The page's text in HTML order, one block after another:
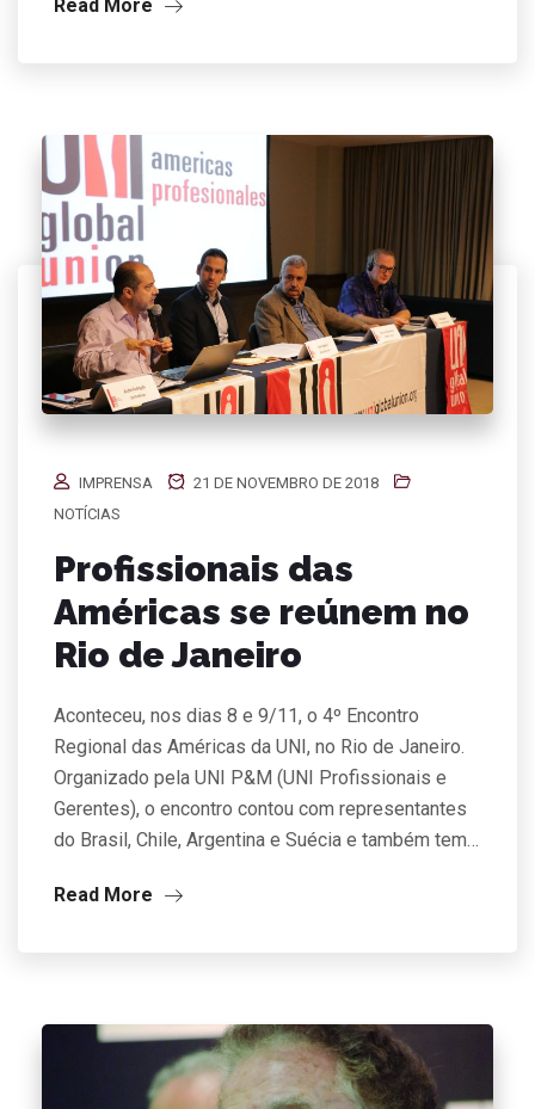
Read More
IMPRENSA
21 DE NOVEMBRO DE 2018
NOTÍCIAS
Profissionais das
Américas se reúnem no
Rio de Janeiro
Aconteceu, nos dias 8 e 9/11, o 4º Encontro
Regional das Américas da UNI, no Rio de Janeiro.
Organizado pela UNI P&M (UNI Profissionais e
Gerentes), o encontro contou com representantes
do Brasil, Chile, Argentina e Suécia e também tem…
Read More